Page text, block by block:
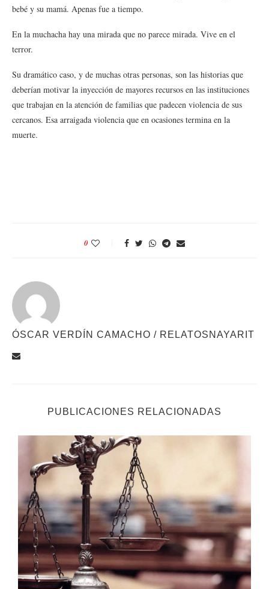
bebé y su mamá. Apenas fue a tiempo.
En la muchacha hay una mirada que no parece mirada. Vive en el
terror.
Su dramático caso, y de muchas otras personas, son las historias que
deberían motivar la inyección de mayores recursos en las instituciones
que trabajan en la atención de familias que padecen violencia de sus
cercanos. Esa arraigada violencia que en ocasiones termina en la
muerte.
0
ÓSCAR VERDÍN CAMACHO / RELATOSNAYARIT
PUBLICACIONES RELACIONADAS